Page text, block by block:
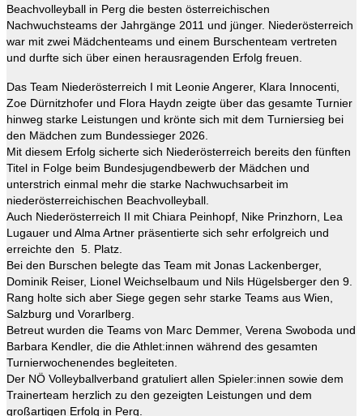
Beachvolleyball in Perg die besten österreichischen
Nachwuchsteams der Jahrgänge 2011 und jünger. Niederösterreich
war mit zwei Mädchenteams und einem Burschenteam vertreten
und durfte sich über einen herausragenden Erfolg freuen.
Das Team Niederösterreich I mit Leonie Angerer, Klara Innocenti,
Zoe Dürnitzhofer und Flora Haydn zeigte über das gesamte Turnier
hinweg starke Leistungen und krönte sich mit dem Turniersieg bei
den Mädchen zum Bundessieger 2026.
Mit diesem Erfolg sicherte sich Niederösterreich bereits den fünften
Titel in Folge beim Bundesjugendbewerb der Mädchen und
unterstrich einmal mehr die starke Nachwuchsarbeit im
niederösterreichischen Beachvolleyball.
Auch Niederösterreich II mit Chiara Peinhopf, Nike Prinzhorn, Lea
Lugauer und Alma Artner präsentierte sich sehr erfolgreich und
erreichte den 5. Platz.
Bei den Burschen belegte das Team mit Jonas Lackenberger,
Dominik Reiser, Lionel Weichselbaum und Nils Hügelsberger den 9.
Rang holte sich aber Siege gegen sehr starke Teams aus Wien,
Salzburg und Vorarlberg.
Betreut wurden die Teams von Marc Demmer, Verena Swoboda und
Barbara Kendler, die die Athlet:innen während des gesamten
Turnierwochenendes begleiteten.
Der NÖ Volleyballverband gratuliert allen Spieler:innen sowie dem
Trainerteam herzlich zu den gezeigten Leistungen und dem
großartigen Erfolg in Perg.